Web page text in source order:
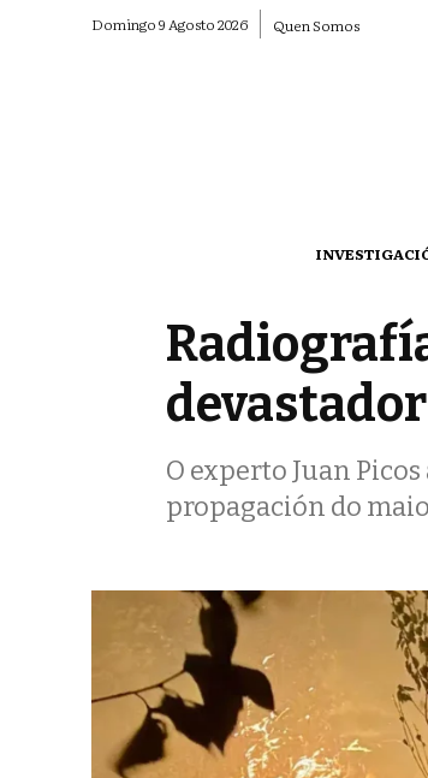
Domingo 9 Agosto 2026 Quen Somos
O experto Juan
propagación do